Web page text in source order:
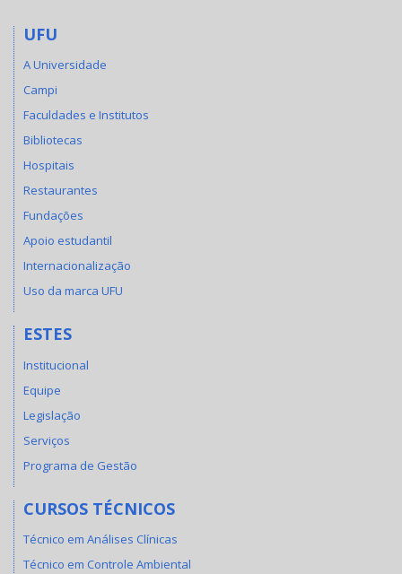
UFU
A Universidade
Campi
Faculdades e Institutos
Bibliotecas
Hospitais
Restaurantes
Fundações
Apoio estudantil
Internacionalização
Uso da marca UFU
ESTES
Institucional
Equipe
Legislação
Serviços
Programa de Gestão
CURSOS TÉCNICOS
Técnico em Análises Clínicas
Técnico em Controle Ambiental